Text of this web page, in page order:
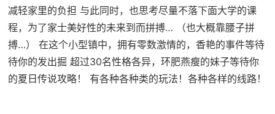
减轻家里的负担 与此同时，也思考尽量不落下面大学的课
程，为了家士美好性的未来到而拼搏… （也大概靠腰子拼
搏…） 在这个小型镇中，拥有零数激情的，香艳的事件等待
待你的发出掘 超过30名性格各异，环肥燕瘦的妹子等待你
的夏日传说攻略！ 有各种各种类的玩法！各种各样的线路！